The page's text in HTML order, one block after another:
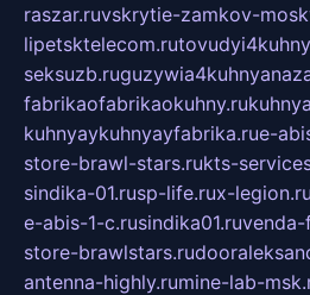
raszar.ruvskrytie-zamkov-
lipetsktelecom.ru
seksuzb.ru
fabrikaofabrikaokuhny.ru
kuhnyaykuhnyayfabrika.rue-
store-brawl-stars.rukts-
sindika-01.rusp-life.rux-legion.ru
e-abis-1-c.rusindika01.ruvenda-
store-brawlstars.ru
antenna-highly.rumine-lab-